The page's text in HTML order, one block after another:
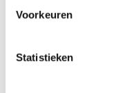
Voorkeuren
Statistieken